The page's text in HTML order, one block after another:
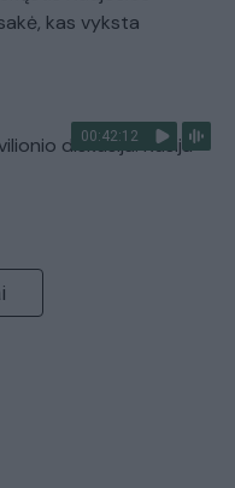
kas vyksta
00:42:12
diskusija: Rusija